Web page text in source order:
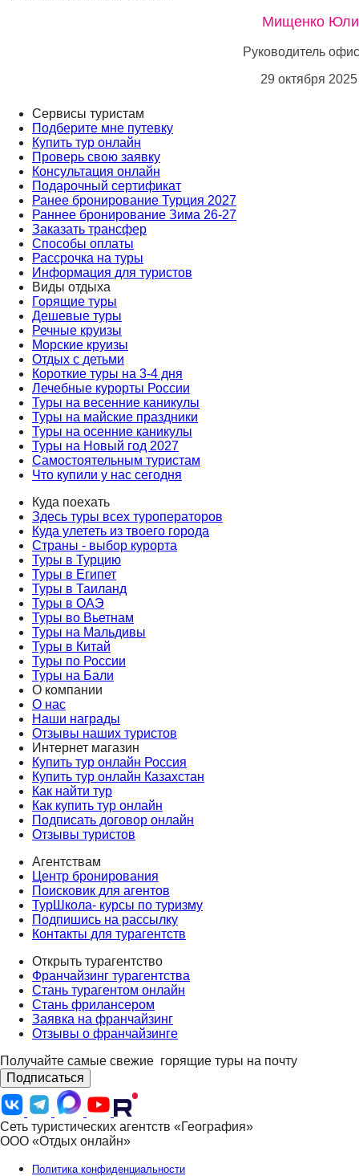
Мищенко
Руководитель
29 октября 2025
Сервисы туристам
Подберите мне путевку
Купить тур онлайн
Проверь свою заявку
Консультация онлайн
Подарочный сертификат
Ранее бронирование Турция 2027
Раннее бронирование Зима 26-27
Заказать трансфер
Способы оплаты
Рассрочка на туры
Информация для туристов
Виды отдыха
Горящие туры
Дешевые туры
Речные круизы
Морские круизы
Отдых с детьми
Короткие туры на 3-4 дня
Лечебные курорты России
Туры на весенние каникулы
Туры на майские праздники
Туры на осенние каникулы
Туры на Новый год 2027
Самостоятельным туристам
Что купили у нас сегодня
Куда поехать
Здесь туры всех туроператоров
Куда улететь из твоего города
Страны - выбор курорта
Туры в Турцию
Туры в Египет
Туры в Таиланд
Туры в ОАЭ
Туры во Вьетнам
Туры на Мальдивы
Туры в Китай
Туры по России
Туры на Бали
О компании
О нас
Наши награды
Отзывы наших туристов
Интернет магазин
Купить тур онлайн Россия
Купить тур онлайн Казахстан
Как найти тур
Как купить тур онлайн
Подписать договор онлайн
Отзывы туристов
Агентствам
Центр бронирования
Поисковик для агентов
ТурШкола- курсы по туризму
Подпишись на рассылку
Контакты для турагентств
Открыть турагентство
Франчайзинг турагентства
Стань турагентом онлайн
Стань фрилансером
Заявка на франчайзинг
Отзывы о франчайзинге
Получайте самые свежие горящие туры на почту
Подписаться
Сеть туристических агентств «География»
ООО «Отдых онлайн»
Политика конфиденциальности